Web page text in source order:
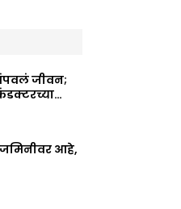
जीवन;
आहे,